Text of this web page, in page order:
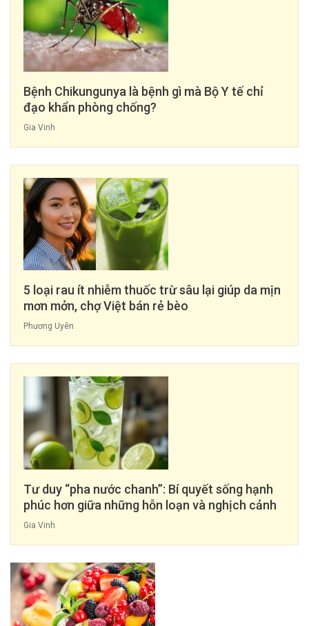
Bệnh Chikungunya là bệnh gì mà Bộ Y tế chỉ
đạo khẩn phòng chống?
Gia Vinh
5 loại rau ít nhiễm thuốc trừ sâu lại giúp da mịn
mơn mởn, chợ Việt bán rẻ bèo
Phương Uyên
Tư duy “pha nước chanh”: Bí quyết sống hạnh
phúc hơn giữa những hỗn loạn và nghịch cảnh
Gia Vinh